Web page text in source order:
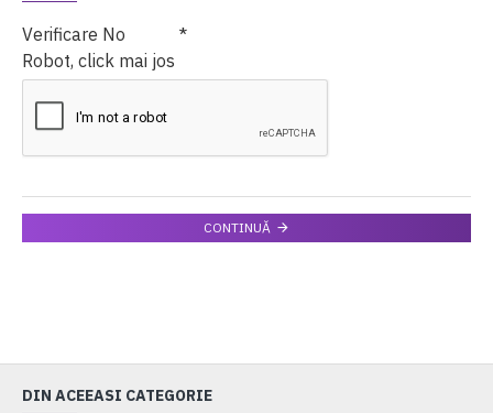
Verificare No
Robot, click mai jos
CONTINUĂ
DIN ACEEASI CATEGORIE